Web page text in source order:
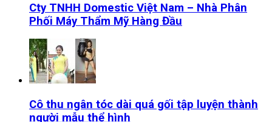
Cty TNHH Domestic Việt Nam – Nhà Phân
Phối Máy Thẩm Mỹ Hàng Đầu
Cô thu ngân tóc dài quá gối tập luyện thành
người mẫu thể hình